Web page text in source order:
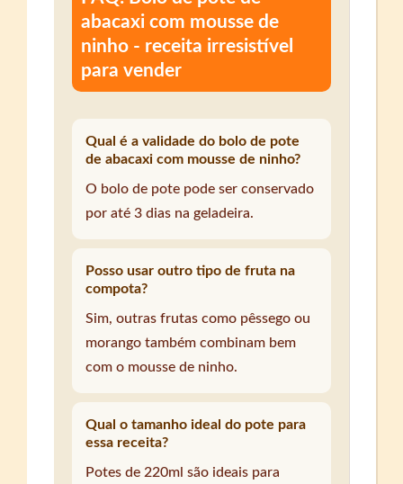
abacaxi com mousse de
ninho - receita irresistível
para vender
Qual é a validade do bolo de pote
de abacaxi com mousse de ninho?
O bolo de pote pode ser conservado
por até 3 dias na geladeira.
Posso usar outro tipo de fruta na
compota?
Sim, outras frutas como pêssego ou
morango também combinam bem
com o mousse de ninho.
Qual o tamanho ideal do pote para
essa receita?
Potes de 220ml são ideais para